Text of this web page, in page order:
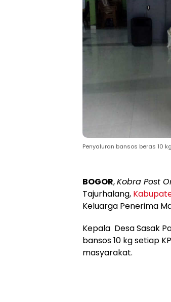
Penyaluran bansos beras 10
BOGOR,Kobra Post
Tajurhalang,
Keluarga Penerima
Kepala Desa Sasak
bansos 10 kg setiap
masyarakat.